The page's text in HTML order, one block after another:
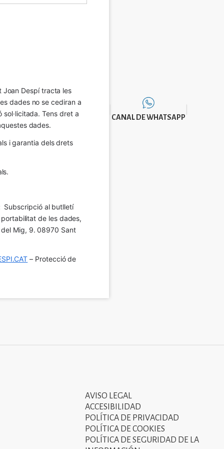
Joan Despí tracta les
dades no se cediran a
Tens dret a
dades.
i garantia dels drets
Subscripció al butlletí
de les dades,
del Mig, 9. 08970 Sant
– Protecció de
CANAL DE WHATSAPP
Tercer
menú
AVISO LEGAL
ACCESIBILIDAD
POLÍTICA DE PRIVACIDAD
POLÍTICA DE COOKIES
POLÍTICA DE SEGURIDAD DE LA